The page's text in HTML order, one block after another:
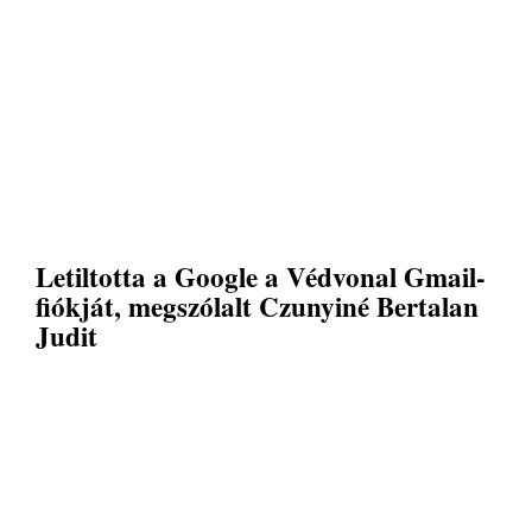
Letiltotta a Google a Védvonal Gmail-
fiókját, megszólalt Czunyiné Bertalan
Judit